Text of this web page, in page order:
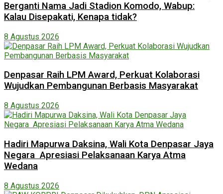
Berganti Nama Jadi Stadion Komodo, Wabup:
Kalau Disepakati, Kenapa tidak?
8 Agustus 2026
Denpasar Raih LPM Award, Perkuat Kolaborasi
Wujudkan Pembangunan Berbasis Masyarakat
8 Agustus 2026
Hadiri Mapurwa Daksina, Wali Kota Denpasar Jaya
Negara Apresiasi Pelaksanaan Karya Atma
Wedana
8 Agustus 2026